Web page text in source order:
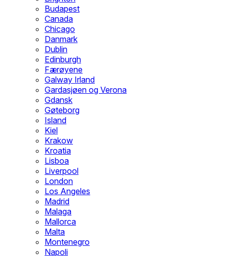
Budapest
Canada
Chicago
Danmark
Dublin
Edinburgh
Færøyene
Galway Irland
Gardasjøen og Verona
Gdansk
Gøteborg
Island
Kiel
Krakow
Kroatia
Lisboa
Liverpool
London
Los Angeles
Madrid
Malaga
Mallorca
Malta
Montenegro
Napoli